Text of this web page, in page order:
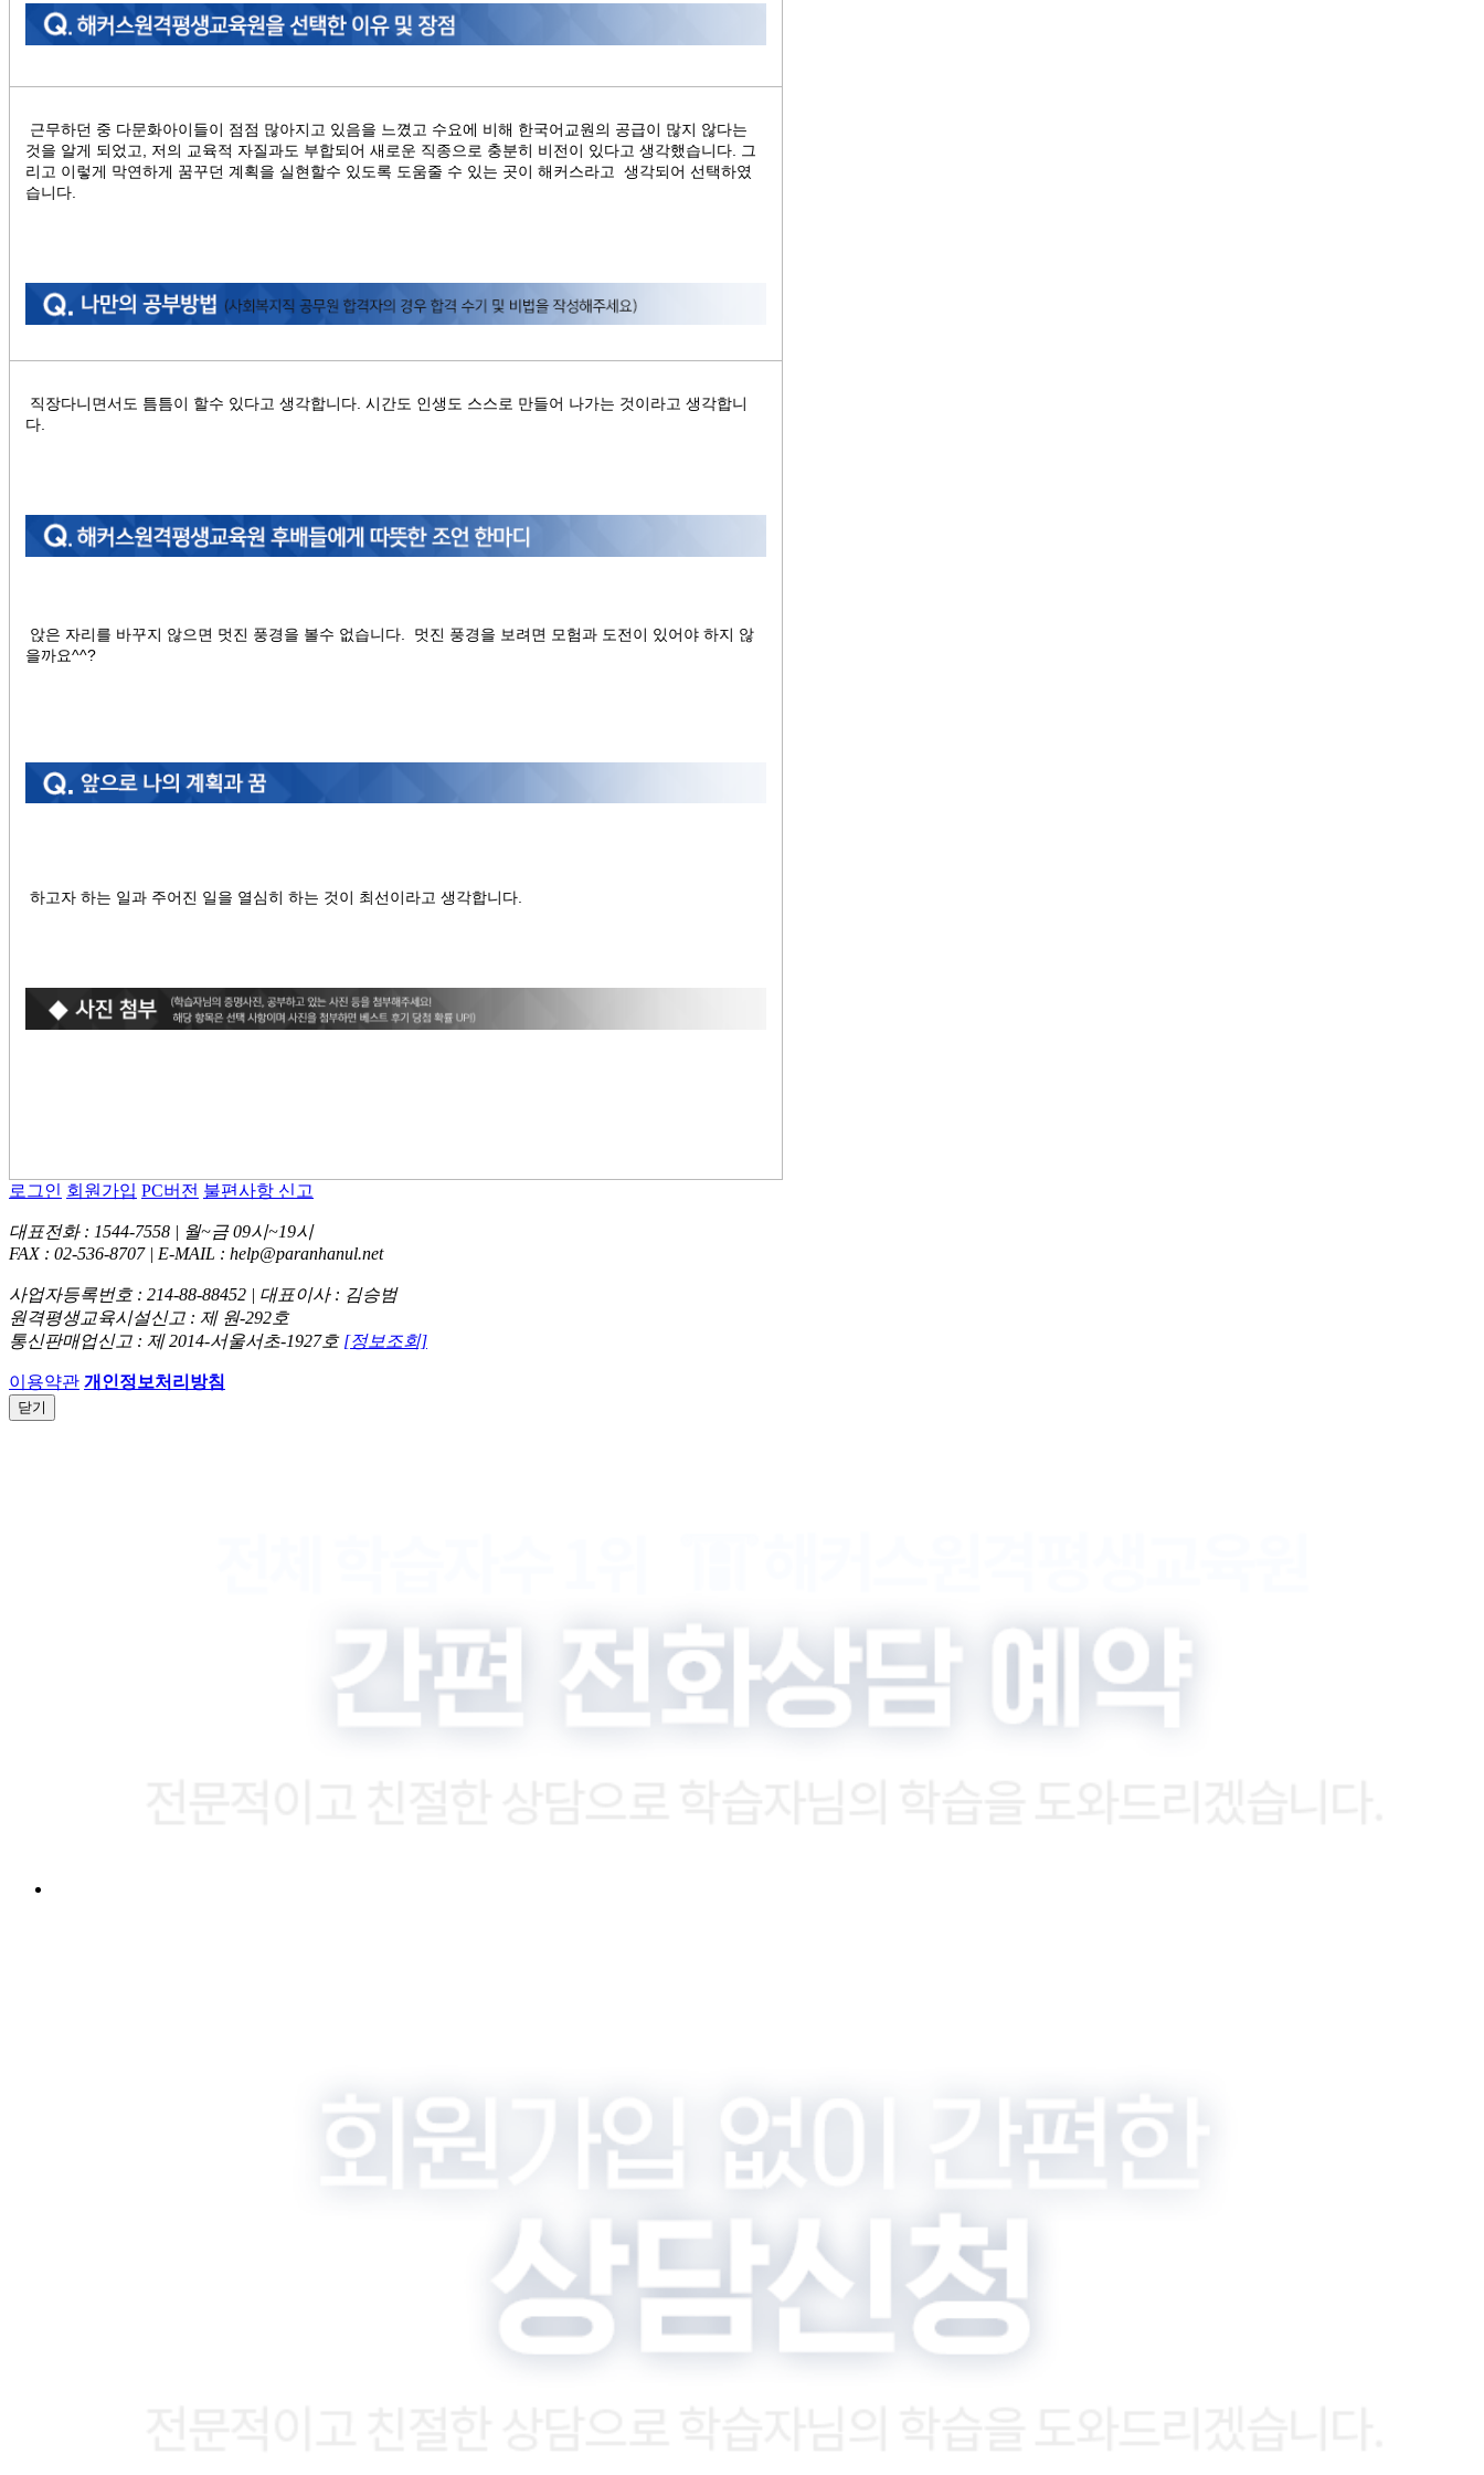
근무하던 중 다문화아이들이 점점 많아지고 있음을 느꼈고 수요에 비해 한국어교원의 공급이 많지 않다는
것을 알게 되었고, 저의 교육적 자질과도 부합되어 새로운 직종으로 충분히 비전이 있다고 생각했습니다. 그
리고 이렇게 막연하게 꿈꾸던 계획을 실현할수 있도록 도움줄 수 있는 곳이 해커스라고 생각되어 선택하였
습니다.
직장다니면서도 틈틈이 할수 있다고 생각합니다. 시간도 인생도 스스로 만들어 나가는 것이라고 생각합니
다.
앉은 자리를 바꾸지 않으면 멋진 풍경을 볼수 없습니다. 멋진 풍경을 보려면 모험과 도전이 있어야 하지 않
을까요^^?
하고자 하는 일과 주어진 일을 열심히 하는 것이 최선이라고 생각합니다.
로그인 회원가입 PC버전 불편사항 신고
대표전화 : 1544-7558 | 월~금 09시~19시
FAX : 02-536-8707 | E-MAIL : help@paranhanul.net
사업자등록번호 : 214-88-88452 | 대표이사 : 김승범
원격평생교육시설신고 : 제 원-292호
통신판매업신고 : 제 2014-서울서초-1927호 [정보조회]
이용약관 개인정보처리방침
닫기